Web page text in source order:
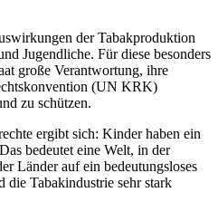
der Tabakproduktion
Jugendliche. Für diese besonders
große Verantwortung, ihre
(UN KRK)
zu schützen.
ergibt sich: Kinder haben ein
bedeutet eine Welt, in der
Länder auf ein bedeutungsloses
die Tabakindustrie sehr stark